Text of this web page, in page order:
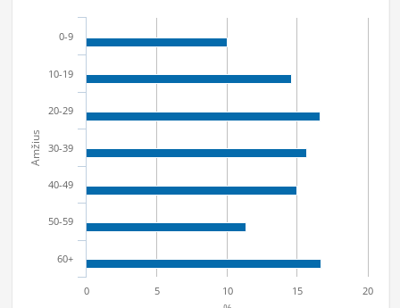
Amžius
0-9
10-19
20-29
30-39
40-49
50-59
60+
0 5 10 15 20